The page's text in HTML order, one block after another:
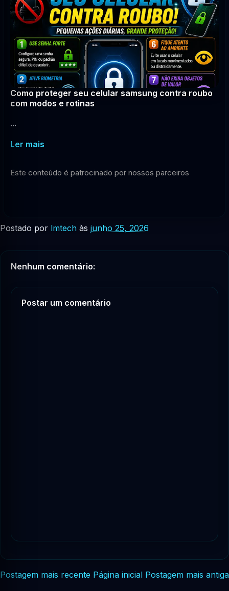
Como proteger seu celular samsung contra roubo
com modos e rotinas
...
Ler mais
Este conteúdo é patrocinado por nossos parceiros
Postado por lmtech às junho 25, 2026
Nenhum comentário:
Postar um comentário
Postagem mais recente Postagem mais antiga
Página inicial